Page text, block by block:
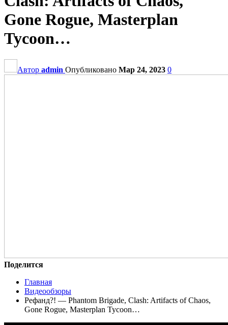
Gone Rogue, Masterplan
Tycoon…
Автор admin Опубликовано Мар 24, 2023 0
Поделится
Главная
Видеообзоры
Рефанд?! — Phantom Brigade, Clash: Artifacts of Chaos,
Gone Rogue, Masterplan Tycoon…